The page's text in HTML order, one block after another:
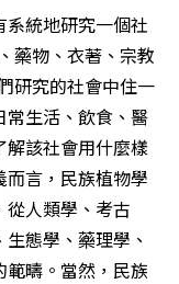
統地研究一個社
藥物、衣著、宗教
研究的社會中住一
常生活、飲食、醫
解該社會用什麼樣
言，民族植物學
人類學、考古
態學、藥理學、
疇。當然，民族